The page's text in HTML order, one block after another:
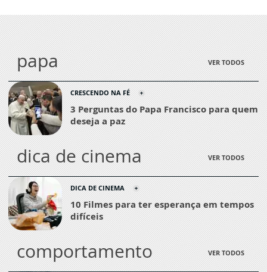
papa VER TODOS
CRESCENDO NA FÉ
3 Perguntas do Papa Francisco para quem
deseja a paz
dica de cinema VER TODOS
DICA DE CINEMA
10 Filmes para ter esperança em tempos
difíceis
comportamento VER TODOS